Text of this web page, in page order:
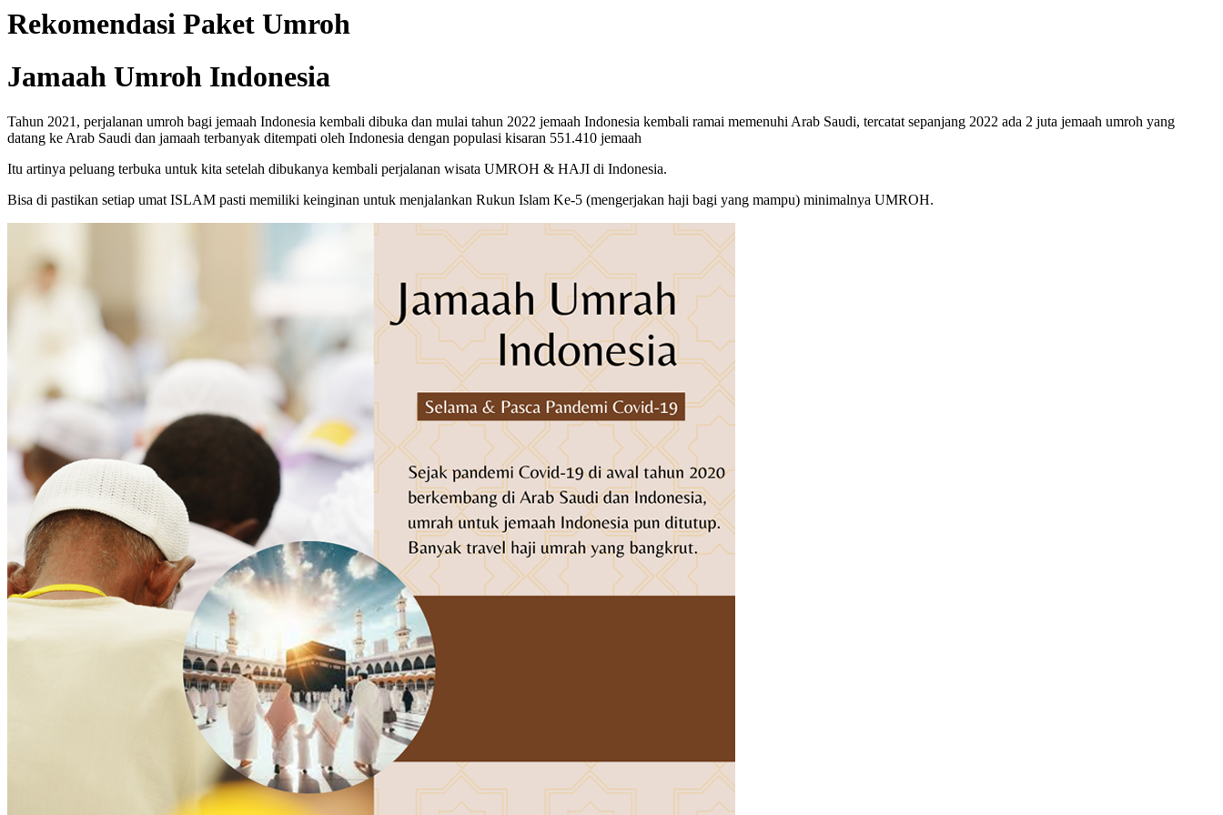
Rekomendasi Paket Umroh
Jamaah Umroh Indonesia
Tahun 2021, perjalanan umroh bagi jemaah Indonesia kembali dibuka dan mulai tahun 2022 jemaah Indonesia kembali ramai memenuhi Arab Saudi, tercatat sepanjang 2022 ada 2 juta jemaah umroh yang
datang ke Arab Saudi dan jamaah terbanyak ditempati oleh Indonesia dengan populasi kisaran 551.410 jemaah
Itu artinya peluang terbuka untuk kita setelah dibukanya kembali perjalanan wisata UMROH & HAJI di Indonesia.
Bisa di pastikan setiap umat ISLAM pasti memiliki keinginan untuk menjalankan Rukun Islam Ke-5 (mengerjakan haji bagi yang mampu) minimalnya UMROH.